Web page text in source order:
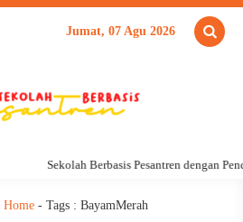
Jumat, 07 Agu 2026
Sekolah Berbasis Pesantren dengan
Home- Tags : BayamMerah